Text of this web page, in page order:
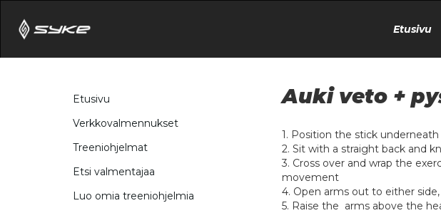
Etusivu
Etusivu
Verkkovalmennukset
Treeniohjelmat
Etsi valmentajaa
Luo omia treeniohjelmia
Auki veto +
1. Position the stick
2. Sit with a straight back and
3. Cross over and wrap the
movement
4. Open arms out to either
5. Raise the arms above the